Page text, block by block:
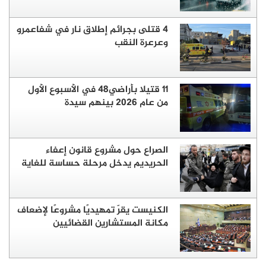
4 قتلى بجرائم إطلاق نار في شفاعمرو
وعرعرة النقب
11 قتيلا بأراضي48 في الأسبوع الأول
من عام 2026 بينهم سيدة
الصراع حول مشروع قانون إعفاء
الحريديم يدخل مرحلة حساسة للغاية
الكنيست يقرّ تمهيديًا مشروعًا لإضعاف
مكانة المستشارين القضائيين